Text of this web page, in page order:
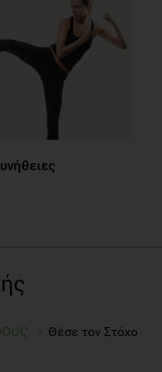
Θέσε τον Στόχο